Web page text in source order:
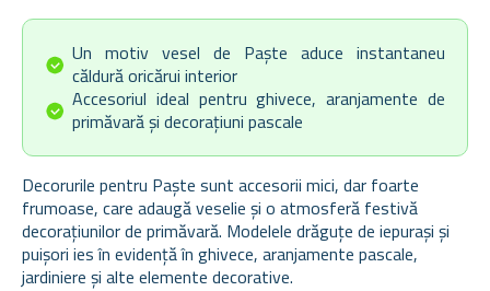
Un motiv vesel de Paște aduce instantaneu
căldură oricărui interior
Accesoriul ideal pentru ghivece, aranjamente de
primăvară și decorațiuni pascale
Decorurile pentru Paște sunt accesorii mici, dar foarte
frumoase, care adaugă veselie și o atmosferă festivă
decorațiunilor de primăvară. Modelele drăguțe de iepurași și
puișori ies în evidență în ghivece, aranjamente pascale,
jardiniere și alte elemente decorative.